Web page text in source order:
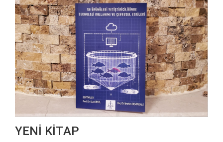
YENİ KİTAP